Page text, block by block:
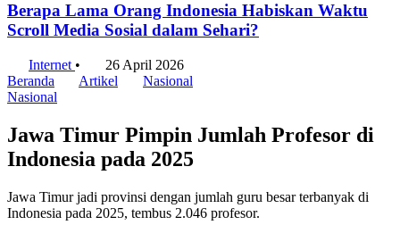
Berapa Lama Orang Indonesia Habiskan Waktu
Scroll Media Sosial dalam Sehari?
Internet •
26 April 2026
Beranda
Artikel
Nasional
Nasional
Jawa Timur Pimpin Jumlah Profesor di
Indonesia pada 2025
Jawa Timur jadi provinsi dengan jumlah guru besar terbanyak di
Indonesia pada 2025, tembus 2.046 profesor.